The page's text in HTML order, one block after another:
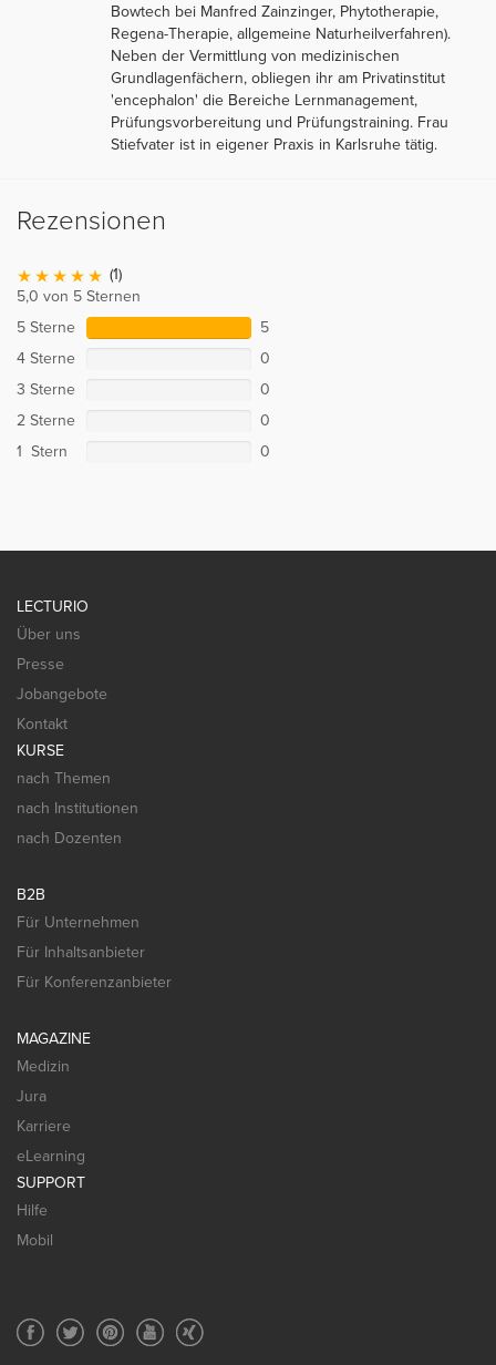
Bowtech bei Manfred Zainzinger, Phytotherapie,
Regena-Therapie, allgemeine Naturheilverfahren).
Neben der Vermittlung von medizinischen
Grundlagenfächern, obliegen ihr am Privatinstitut
'encephalon' die Bereiche Lernmanagement,
Prüfungsvorbereitung und Prüfungstraining. Frau
Stiefvater ist in eigener Praxis in Karlsruhe tätig.
Rezensionen
(1)
5,0 von 5 Sternen
5 Sterne
5
4 Sterne
0
3 Sterne
0
2 Sterne
0
1 Stern
0
LECTURIO
Über uns
Presse
Jobangebote
Kontakt
KURSE
nach Themen
nach Institutionen
nach Dozenten
B2B
Für Unternehmen
Für Inhaltsanbieter
Für Konferenzanbieter
MAGAZINE
Medizin
Jura
Karriere
eLearning
SUPPORT
Hilfe
Mobil